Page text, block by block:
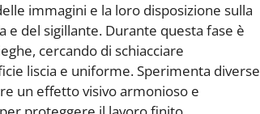
immagini e la loro disposizione sulla
e del sigillante. Durante questa fase è
cercando di schiacciare
liscia e uniforme. Sperimenta diverse
un effetto visivo armonioso e